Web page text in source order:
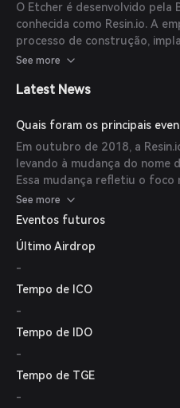
O Etcher é desenvolvido pela
conhecida como Resin.io. A
processo de construção,
dispositivos IoT. A equipe de
See more
Latest News
Quais foram os principais
Em outubro de 2018, a
levando à mudança do nome
Essa mudança refletiu o foco
infraestrutura IoT.
See more
Eventos futuros
Último Airdrop
-
Tempo de ICO
-
Tempo de IDO
-
Tempo de TGE
-